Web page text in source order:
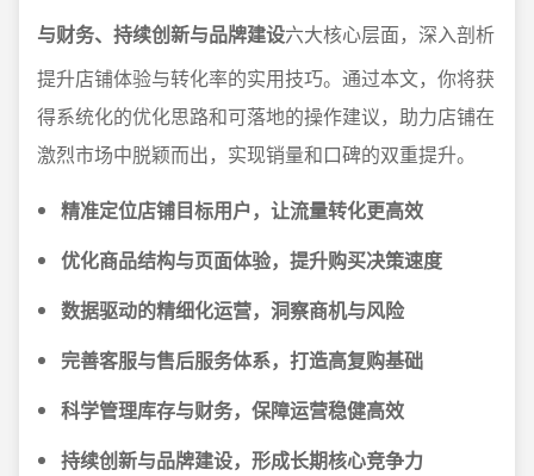
与财务、持续创新与品牌建设六大核心层面，深入剖析
提升店铺体验与转化率的实用技巧。通过本文，你将获
得系统化的优化思路和可落地的操作建议，助力店铺在
激烈市场中脱颖而出，实现销量和口碑的双重提升。
精准定位店铺目标用户，让流量转化更高效
优化商品结构与页面体验，提升购买决策速度
数据驱动的精细化运营，洞察商机与风险
完善客服与售后服务体系，打造高复购基础
科学管理库存与财务，保障运营稳健高效
持续创新与品牌建设，形成长期核心竞争力